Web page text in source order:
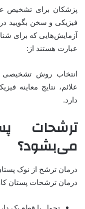
پزشکان برای تشخیص
فیزیکی و سخن بگویید
آزمایش‌هایی که برای
عبارت هستند از:
انتخاب روش تشخیصی
علائم، نتایج معاینه
دارد.
ترشحات
می‌بشود؟
درمان ترشح از نوک
درمان ترشحات پستان